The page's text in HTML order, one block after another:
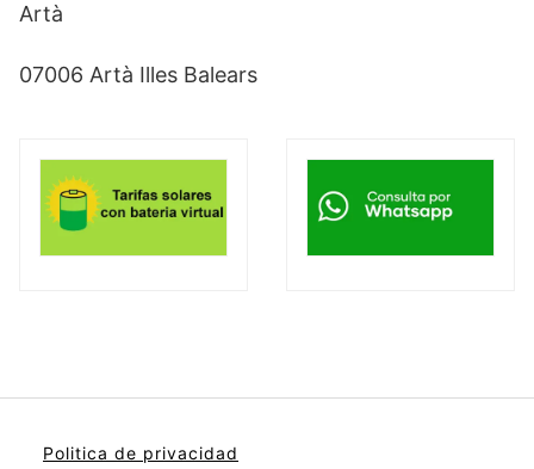
Artà
07006 Artà Illes Balears
Politica de privacidad